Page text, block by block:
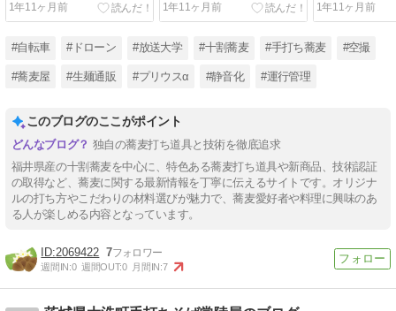
1年11ヶ月前 1年11ヶ月前 1年11ヶ月前
#自転車 #ドローン #放送大学 #十割蕎麦 #手打ち蕎麦 #空撮
#蕎麦屋 #生麺通販 #プリウスα #静音化 #運行管理
このブログのここがポイント
独自の蕎麦打ち道具と技術を徹底追求
福井県産の十割蕎麦を中心に、特色ある蕎麦打ち道具や新商品、技術認証
の取得など、蕎麦に関する最新情報を丁寧に伝えるサイトです。オリジナ
ルの打ち方やこだわりの材料選びが魅力で、蕎麦愛好者や料理に興味のあ
る人が楽しめる内容となっています。
2069422 7
週間IN:0 週間OUT:0 月間IN:7